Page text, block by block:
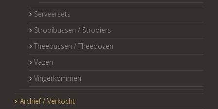
Serveersets
Strooibussen / Strooiers
Theebussen / Theedozen
Vazen
Vingerkommen
Archief / Verkocht